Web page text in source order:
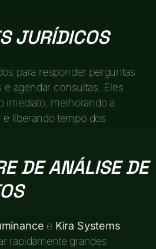
JURÍDICOS
para responder perguntas
agendar consultas. Eles
imediato, melhorando a
liberando tempo dos
DE ANÁLISE DE
e Kira Systems
rapidamente grandes